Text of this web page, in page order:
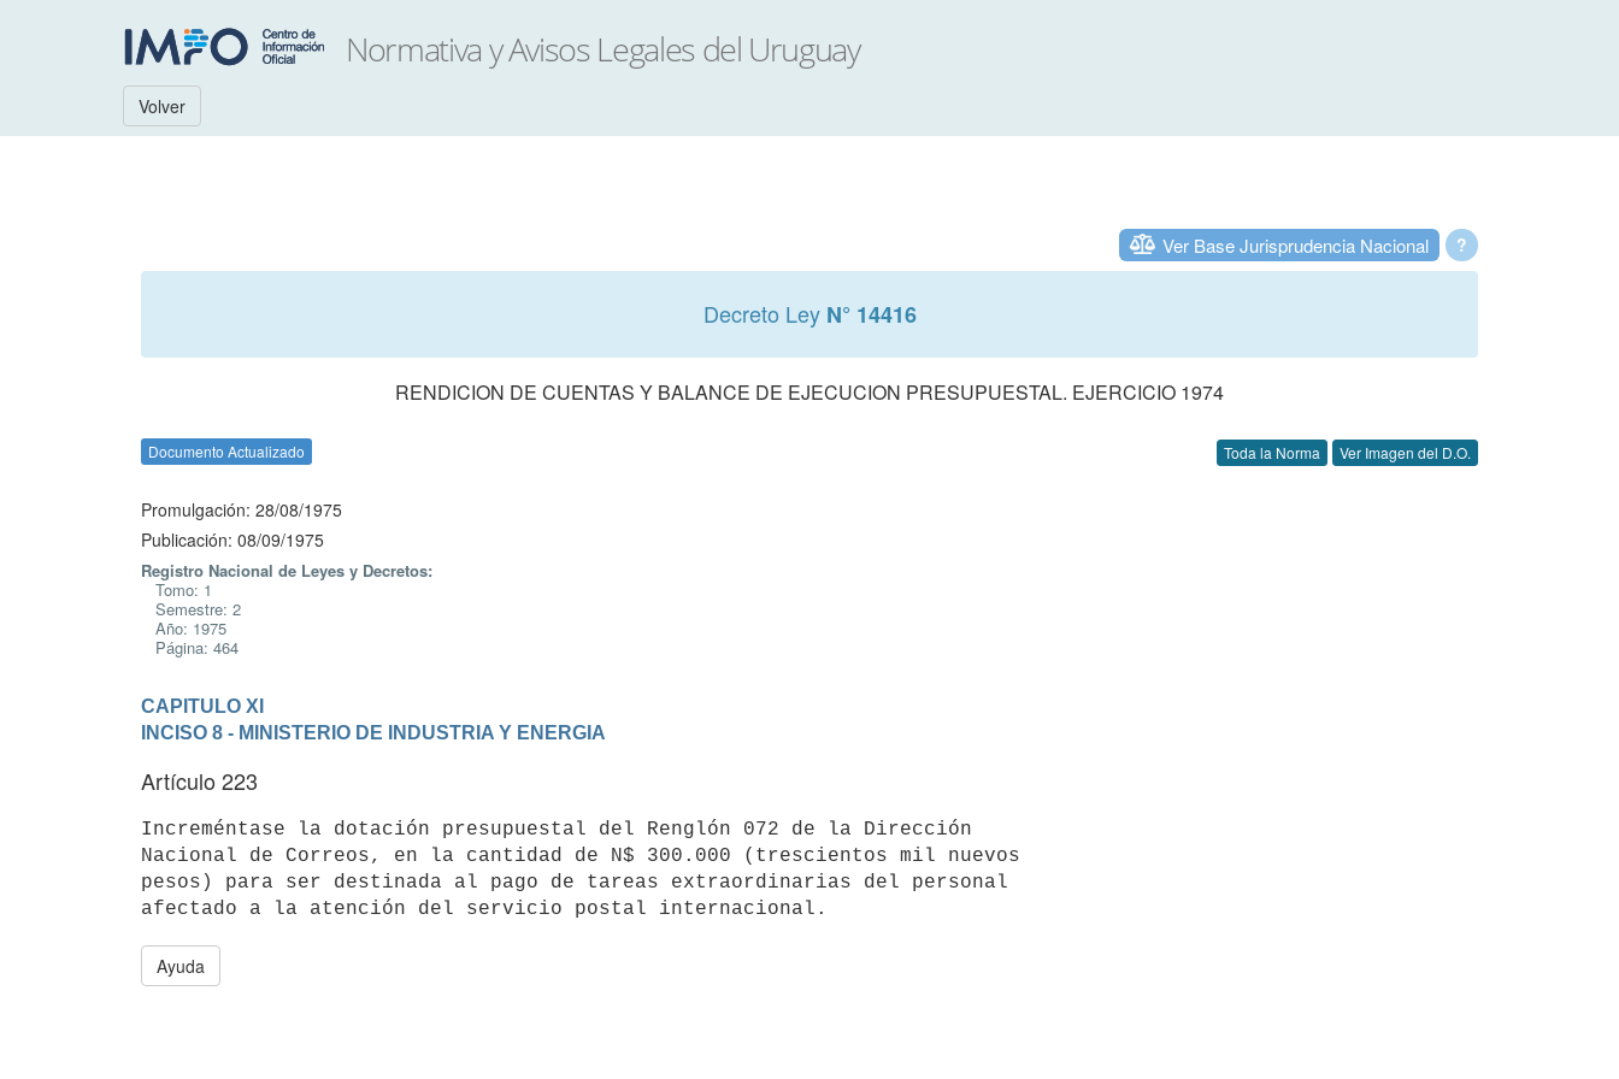
Volver
?
Ver Base Jurisprudencia Nacional
Decreto Ley N° 14416
RENDICION DE CUENTAS Y BALANCE DE EJECUCION PRESUPUESTAL. EJERCICIO 1974
Documento Actualizado Toda la Norma Ver Imagen del D.O.
Promulgación: 28/08/1975
Publicación: 08/09/1975
Registro Nacional de Leyes y Decretos:
Tomo: 1
Semestre: 2
Año: 1975
Página: 464
CAPITULO XI
INCISO 8 - MINISTERIO DE INDUSTRIA Y ENERGIA
Artículo 223
Increméntase la dotación presupuestal del Renglón 072 de la Dirección
Nacional de Correos, en la cantidad de N$ 300.000 (trescientos mil nuevos
pesos) para ser destinada al pago de tareas extraordinarias del personal
Ayuda